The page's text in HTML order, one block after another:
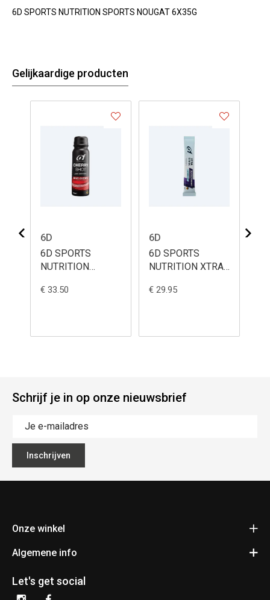
6D SPORTS NUTRITION SPORTS NOUGAT 6X35G
Gelijkaardige producten
6D
6D SPORTS
NUTRITION
SOUR CHERRY
€ 33.50
6D
6D SPORTS
NUTRITION XTRA
€ 29.95
Schrijf je in op onze nieuwsbrief
Inschrijven
Onze winkel
Fietsen Pauwels
3920 Lommel
Bereken je route
Algemene info
Contact
Algemene voorwaarden
Let's get social